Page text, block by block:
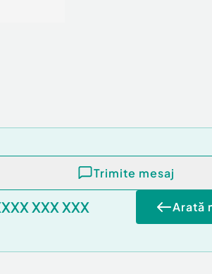
Trimite mesaj
XXX XXX Arată